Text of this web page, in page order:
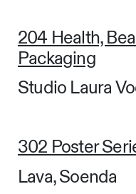
204 Health,
Packaging
Studio Laura
302 Poster
Lava, Soenda